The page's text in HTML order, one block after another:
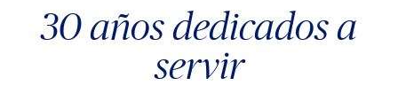
30 años dedicados a
servir